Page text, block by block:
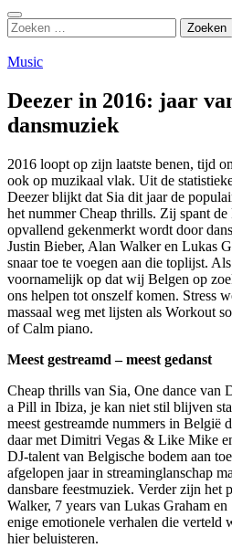
Zoeken
Zoeken
naar:
Music
Deezer in 2016: jaar
dansmuziek
2016 loopt op zijn laatste benen, tijd
ook op muzikaal vlak. Uit de
Deezer blijkt dat Sia dit jaar de
het nummer Cheap thrills. Zij spant
opvallend gekenmerkt wordt door
Justin Bieber, Alan Walker en Lukas
snaar toe te voegen aan die toplijst.
voornamelijk op dat wij Belgen op
ons helpen tot onszelf komen. Stress
massaal weg met lijsten als Workout
of Calm piano.
Meest gestreamd – meest gedanst
Cheap thrills van Sia, One dance van
a Pill in Ibiza, je kan niet stil blijven
meest gestreamde nummers in België
daar met Dimitri Vegas & Like Mike
DJ-talent van Belgische bodem aan
afgelopen jaar in streaminglanschap
dansbare feestmuziek. Verder zijn het
Walker, 7 years van Lukas Graham
enige emotionele verhalen die verteld
hier beluisteren.